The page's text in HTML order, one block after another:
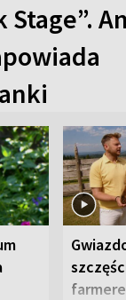
Stage”.